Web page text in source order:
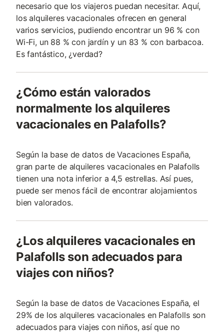
necesario que los viajeros puedan necesitar. Aquí,
los alquileres vacacionales ofrecen en general
varios servicios, pudiendo encontrar un 96 % con
Wi-Fi, un 88 % con jardín y un 83 % con barbacoa.
Es fantástico, ¿verdad?
¿Cómo están valorados
normalmente los alquileres
vacacionales en Palafolls?
Según la base de datos de Vacaciones España,
gran parte de alquileres vacacionales en Palafolls
tienen una nota inferior a 4,5 estrellas. Así pues,
puede ser menos fácil de encontrar alojamientos
bien valorados.
¿Los alquileres vacacionales en
Palafolls son adecuados para
viajes con niños?
Según la base de datos de Vacaciones España, el
29% de los alquileres vacacionales en Palafolls son
adecuados para viajes con niños, así que no